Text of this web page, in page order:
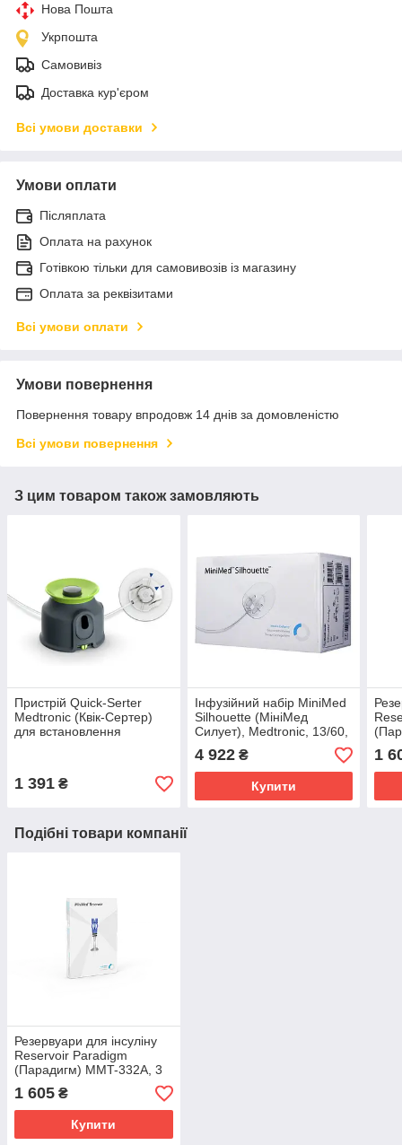
Нова Пошта
Укрпошта
Самовивіз
Доставка кур'єром
Всі умови доставки
Умови оплати
Післяплата
Оплата на рахунок
Готівкою тільки для самовивозів із магазину
Оплата за реквізитами
Всі умови оплати
Умови повернення
Повернення товару впродовж 14 днів за домовленістю
Всі умови повернення
З цим товаром також замовляють
Пристрій Quick-Serter
Medtronic (Квік-Сертер)
для встановлення
1 391 ₴
Інфузійний набір MiniMed
Silhouette (МініМед
Силует), Medtronic, 13/60,
10 шт.
4 922₴
Купити
мл,
1
Подібні товари компанії
Резервуари для інсуліну
Reservoir Paradigm
(Парадигм) MMT-332A, 3
1 605 ₴
Купити